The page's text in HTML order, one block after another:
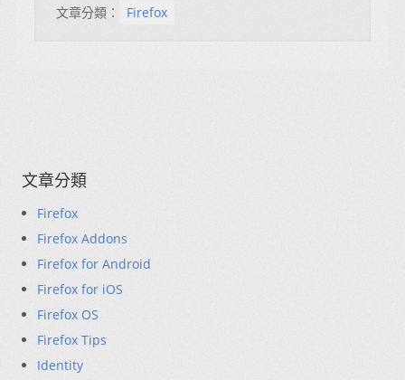
文章分類： Firefox
文章分類
Firefox
Firefox Addons
Firefox for Android
Firefox for iOS
Firefox OS
Firefox Tips
Identity